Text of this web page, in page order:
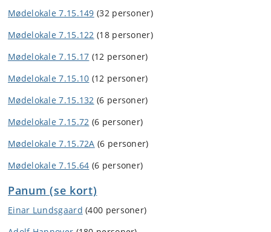
Mødelokale 7.15.149 (32 personer)
Mødelokale 7.15.122 (18 personer)
Mødelokale 7.15.17 (12 personer)
Mødelokale 7.15.10 (12 personer)
Mødelokale 7.15.132 (6 personer)
Mødelokale 7.15.72 (6 personer)
Mødelokale 7.15.72A (6 personer)
Mødelokale 7.15.64 (6 personer)
Panum (se kort)
Einar Lundsgaard (400 personer)